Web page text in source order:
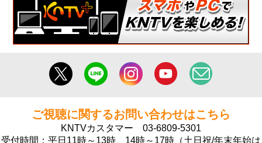
ご視聴に関するお問い合わせはこちら
KNTVカスタマー 03-6809-5301
受付時間：平日11時～13時、14時～17時（土日祝/年末年始は